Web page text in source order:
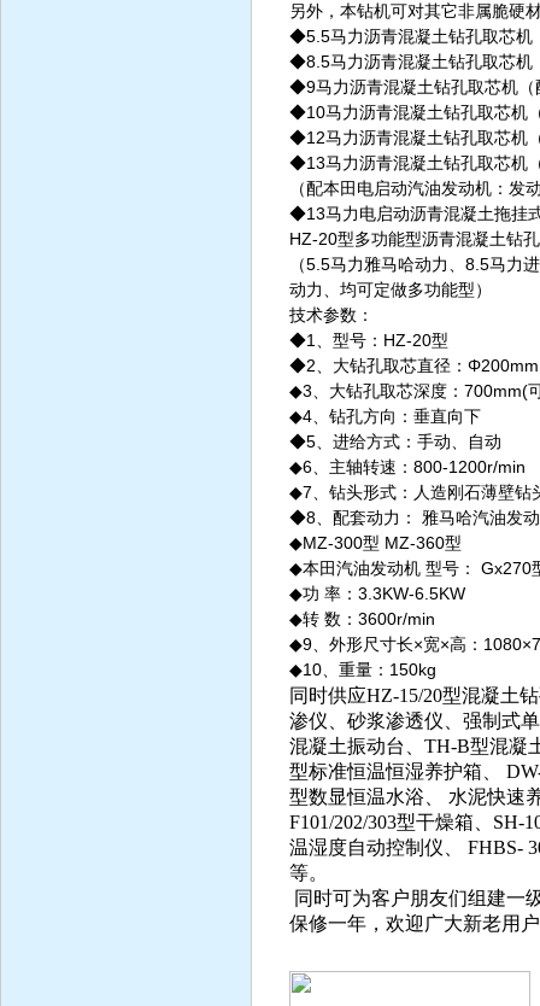
另外，本钻机可对其它非属脆硬
◆5.5马力沥青混凝土钻孔取芯机
◆8.5马力沥青混凝土钻孔取芯机
◆9马力沥青混凝土钻孔取芯机（
◆10马力沥青混凝土钻孔取芯机
◆12马力沥青混凝土钻孔取芯机
◆13马力沥青混凝土钻孔取芯机
（配本田电启动汽油发动机：发
◆13马力电启动沥青混凝土拖挂
HZ-20型多功能型沥青混凝土钻
（5.5马力雅马哈动力、8.5马力
动力、均可定做多功能型）
技术参数：
◆1、型号：HZ-20型
◆2、大钻孔取芯直径：Φ200mm
◆3、大钻孔取芯深度：700mm(
◆4、钻孔方向：垂直向下
◆5、进给方式：手动、自动
◆6、主轴转速：800-1200r/min
◆7、钻头形式：人造刚石薄壁钻
◆8、配套动力： 雅马哈汽油发
◆MZ-300型 MZ-360型
◆本田汽油发动机 型号： Gx270
◆功 率：3.3KW-6.5KW
◆转 数：3600r/min
◆9、外形尺寸长×宽×高：
◆10、重量：150kg
同时供应HZ-15/20型混凝土
渗仪、砂浆渗透仪、强制式
混凝土振动台、 TH-B型混凝
型标准恒温恒湿养护箱、
型数显恒温水浴、 水泥快速
F101/202/303型干燥箱、 SH-
温湿度自动控制仪、 FHBS-
等。
同时可为客户朋友们组建一
保修一年，欢迎广大新老用